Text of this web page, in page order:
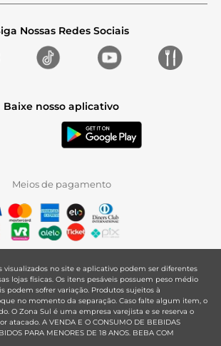
Nossas Redes Sociais
Baixe nosso aplicativo
Meios de pagamento
visualizados no site e aplicativo podem ser diferentes
lojas físicas. Os itens pesáveis possuem peso médio
podem sofrer variação. Produtos sujeitos à
no momento da separação. Caso falte algum item, o
O Zona Sul é uma empresa varejista e se reserva o
atacado. A VENDA E O CONSUMO DE BEBIDAS
PARA MENORES DE 18 ANOS. BEBA COM